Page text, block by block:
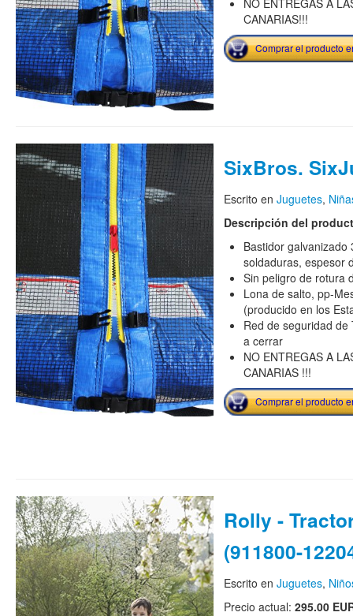
NO ENTREGAS A
CANARIAS!!!
Comprar el producto
SixBros.
Escrito en Juguetes,
Descripción del
Bastidor
soldaduras, espesor
Sin peligro de rotura
Lona de salto, pp-
(producido en los
Red de seguridad
a cerrar
NO ENTREGAS A
CANARIAS !!!
Comprar el producto
Rolly -
(911800-
Escrito en Juguetes,
Precio actual: 295.00